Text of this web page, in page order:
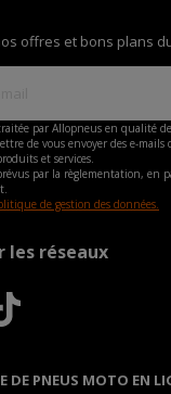
offres et bons plans
par Allopneus en qualité
de vous envoyer des e-mails
et services.
par la règlementation, en
de gestion des données.
les réseaux
DE PNEUS MOTO EN